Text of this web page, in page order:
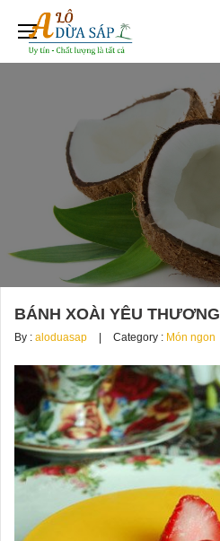
BÁNH XOÀI YÊU THƯƠNG
By : aloduasap Category : Món ngon